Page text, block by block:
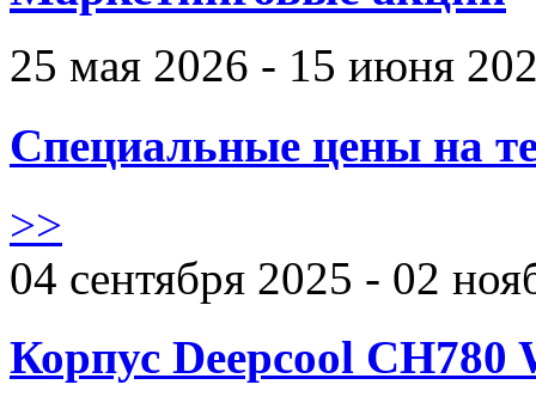
25 мая 2026 - 15 июня
Специальные цены на
>>
04 сентября 2025 - 02
Корпус Deepcool CH780